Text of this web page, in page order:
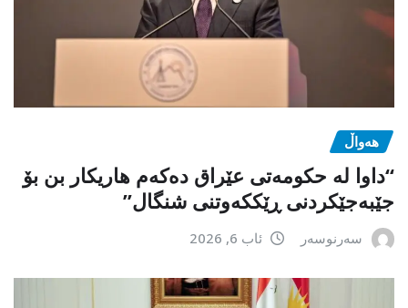
هەواڵ
“داوا لە حكومەتی عێراق دەكەم هاریكار بن بۆ
جێبەجێكردنی ڕێككەوتنی شنگال”
سەرنوسەر ئاب 6, 2026